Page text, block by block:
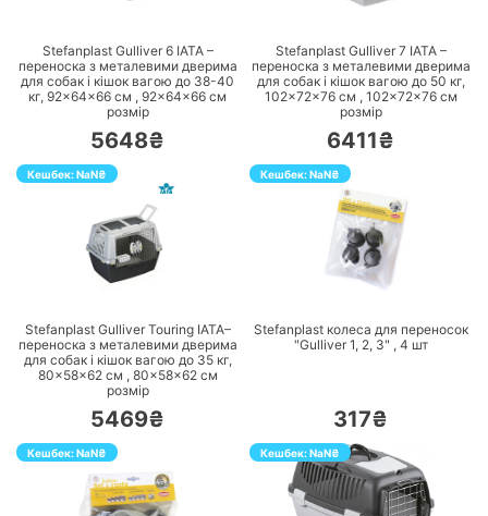
Stefanplast Gulliver 6 IATA –
переноска з металевими дверима
для собак і кішок вагою до 38-40
кг, 92×64×66 см , 92×64×66 см
розмір
5648₴
ПЕРЕЙТИ
Stefanplast Gulliver 7 IATA –
переноска з металевими дверима
для собак і кішок вагою до 50 кг,
102×72×76 см , 102×72×76 см
розмір
6411₴
Кешбек:NaN₴
ПЕРЕЙТИ
Stefanplast Gulliver Touring IATA–
переноска з металевими дверима
для собак і кішок вагою до 35 кг,
80×58×62 см , 80×58×62 см
розмір
5469₴
Кешбек:NaN₴
ПЕРЕЙТИ
Stefanplast колеса для переносок
"Gulliver 1, 2, 3" , 4 шт
317₴
Кешбек:NaN₴ Кешбек:NaN₴